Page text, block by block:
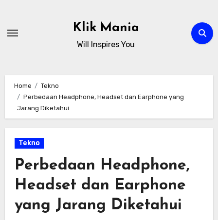
content
Klik Mania
Will Inspires You
Home
Tekno
Perbedaan Headphone, Headset dan Earphone yang
Jarang Diketahui
Tekno
Perbedaan Headphone,
Headset dan Earphone
yang Jarang Diketahui